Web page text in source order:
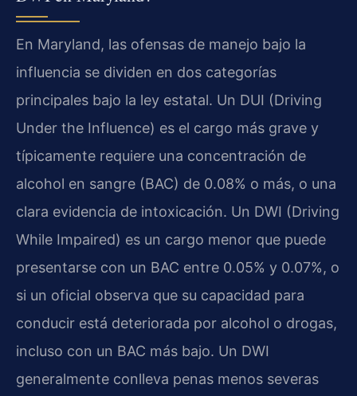
En Maryland, las ofensas de manejo bajo la
influencia se dividen en dos categorías
principales bajo la ley estatal. Un DUI (Driving
Under the Influence) es el cargo más grave y
típicamente requiere una concentración de
alcohol en sangre (BAC) de 0.08% o más, o una
clara evidencia de intoxicación. Un DWI (Driving
While Impaired) es un cargo menor que puede
presentarse con un BAC entre 0.05% y 0.07%, o
si un oficial observa que su capacidad para
conducir está deteriorada por alcohol o drogas,
incluso con un BAC más bajo. Un DWI
generalmente conlleva penas menos severas